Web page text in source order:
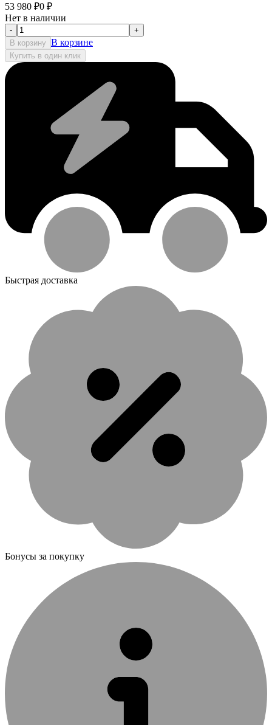
53 980 ₽0 ₽
Нет в наличии
-
+
В корзину В корзине
Купить в один клик
Быстрая доставка
Бонусы за покупку